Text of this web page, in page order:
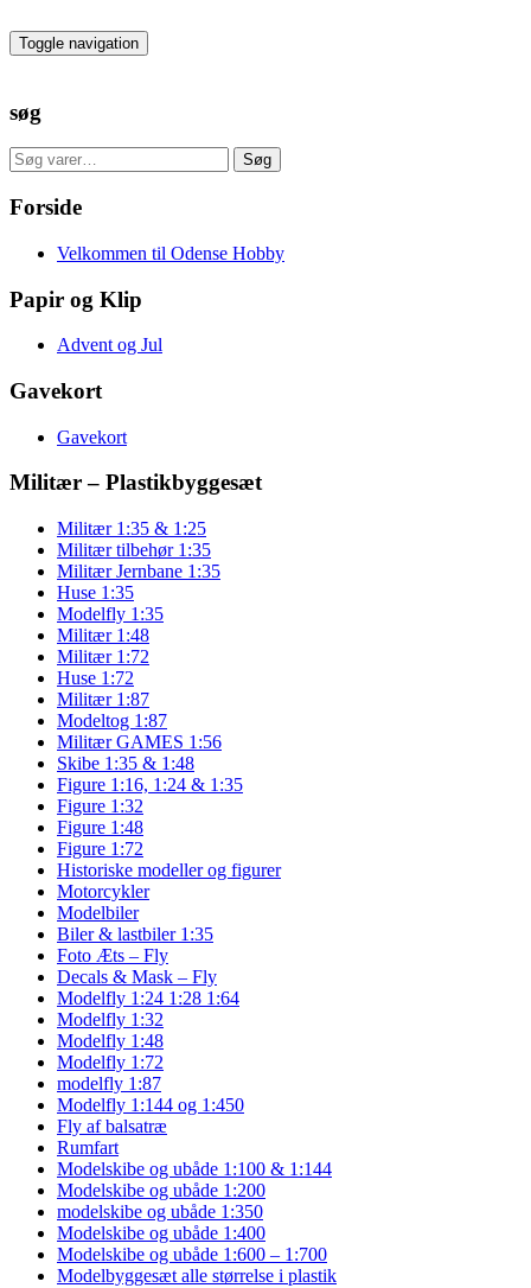
to
the
Toggle navigation
søg
Søg
efter:
Søg
Forside
Velkommen til Odense Hobby
Papir og Klip
Advent og Jul
Gavekort
Gavekort
Militær – Plastikbyggesæt
Militær 1:35 & 1:25
Militær tilbehør 1:35
Militær Jernbane 1:35
Huse 1:35
Modelfly 1:35
Militær 1:48
Militær 1:72
Huse 1:72
Militær 1:87
Modeltog 1:87
Militær GAMES 1:56
Skibe 1:35 & 1:48
Figure 1:16, 1:24 & 1:35
Figure 1:32
Figure 1:48
Figure 1:72
Historiske modeller og figurer
Motorcykler
Modelbiler
Biler & lastbiler 1:35
Foto Æts – Fly
Decals & Mask – Fly
Modelfly 1:24 1:28 1:64
Modelfly 1:32
Modelfly 1:48
Modelfly 1:72
modelfly 1:87
Modelfly 1:144 og 1:450
Fly af balsatræ
Rumfart
Modelskibe og ubåde 1:100 & 1:144
Modelskibe og ubåde 1:200
modelskibe og ubåde 1:350
Modelskibe og ubåde 1:400
Modelskibe og ubåde 1:600 – 1:700
Modelbyggesæt alle størrelse i plastik